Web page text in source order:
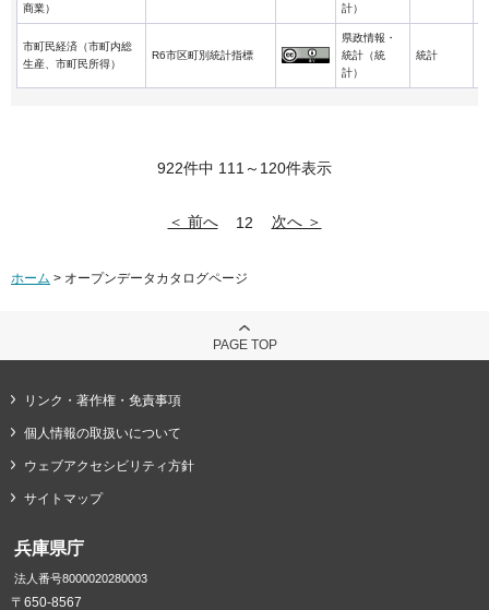
商業）
計）
市町民経済（市町内総
生産、市町民所得）
R6市区町別統計指標
県政情報・
統計（統
計）
統計
922件中 111～120件表示
＜ 前へ 12 次へ ＞
ホーム > オープンデータカタログページ
PAGE TOP
リンク・著作権・免責事項
個人情報の取扱いについて
ウェブアクセシビリティ方針
サイトマップ
兵庫県庁
法人番号8000020280003
〒650-8567